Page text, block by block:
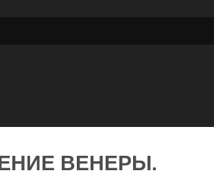
ВЕНЕРЫ.